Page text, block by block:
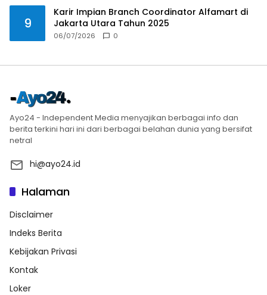
9
Karir Impian Branch Coordinator Alfamart di
Jakarta Utara Tahun 2025
06/07/2026 0
Ayo24 - Independent Media menyajikan berbagai info dan
berita terkini hari ini dari berbagai belahan dunia yang bersifat
netral
hi@ayo24.id
Halaman
Disclaimer
Indeks Berita
Kebijakan Privasi
Kontak
Loker